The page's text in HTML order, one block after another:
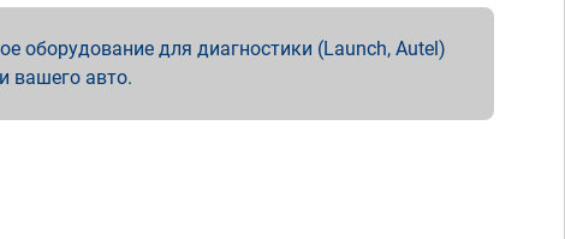
оборудование для диагностики (Launch, Autel)
вашего авто.